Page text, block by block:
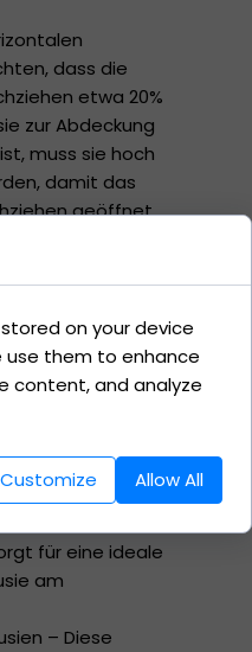
dass die
etwa 20%
zur Abdeckung
muss sie hoch
damit das
geöffnet
einer
bleibt die
nur die
von
bei häufigem
tritt besonders
auf.
für eine ideale
am
– Diese
on your device
use them to enhance
content, and analyze
Customize Allow All